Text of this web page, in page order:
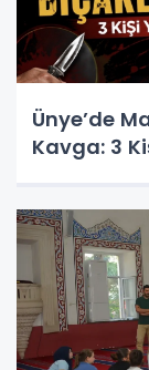
Ünye’de
Kavga: 3